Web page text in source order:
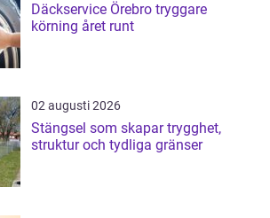
Däckservice Örebro tryggare
körning året runt
02 augusti 2026
Stängsel som skapar trygghet,
struktur och tydliga gränser